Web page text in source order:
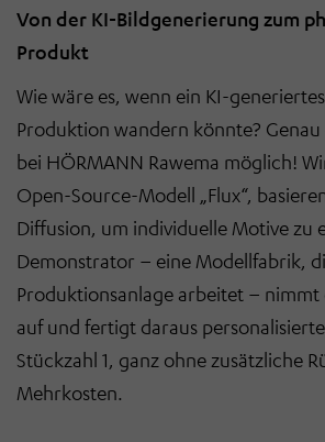
Von der KI-Bildgenerierung zum
Produkt
Wie wäre es, wenn ein KI-
Produktion wandern könnte?
bei HÖRMANN Rawema möglich!
Open-Source-Modell „Flux“,
Diffusion, um individuelle Motive zu
Demonstrator – eine Modellfabrik,
Produktionsanlage arbeitet – nimmt
auf und fertigt daraus
Stückzahl 1, ganz ohne zusätzliche
Mehrkosten.